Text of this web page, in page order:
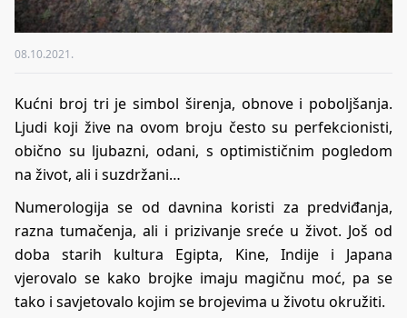
08.10.2021.
Kućni broj tri je simbol širenja, obnove i poboljšanja.
Ljudi koji žive na ovom broju često su perfekcionisti,
obično su ljubazni, odani, s optimističnim pogledom
na život, ali i suzdržani…
Numerologija se od davnina koristi za predviđanja,
razna tumačenja, ali i prizivanje sreće u život. Još od
doba starih kultura Egipta, Kine, Indije i Japana
vjerovalo se kako brojke imaju magičnu moć, pa se
tako i savjetovalo kojim se brojevima u životu okružiti.